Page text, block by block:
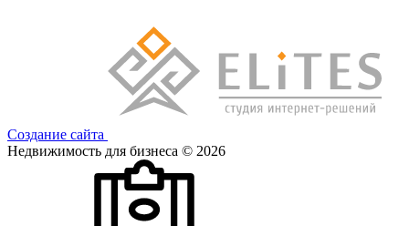
Создание сайта
Недвижимость для бизнеса © 2026